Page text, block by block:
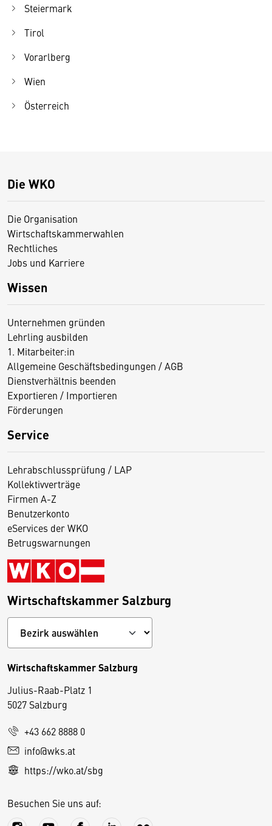
Steiermark
Tirol
Vorarlberg
Wien
Österreich
Die WKO
Die Organisation
Wirtschaftskammerwahlen
Rechtliches
Jobs und Karriere
Wissen
Unternehmen gründen
Lehrling ausbilden
1. Mitarbeiter:in
Allgemeine Geschäftsbedingungen / AGB
Dienstverhältnis beenden
Exportieren / Importieren
Förderungen
Service
Lehrabschlussprüfung / LAP
Kollektivverträge
Firmen A-Z
Benutzerkonto
eServices der WKO
Betrugswarnungen
Wirtschaftskammer Salzburg
Wirtschaftskammer Salzburg
Julius-Raab-Platz 1
5027 Salzburg
+43 662 8888 0
info@wks.at
https://wko.at/sbg
Besuchen Sie uns auf:
D
e
s
S
e